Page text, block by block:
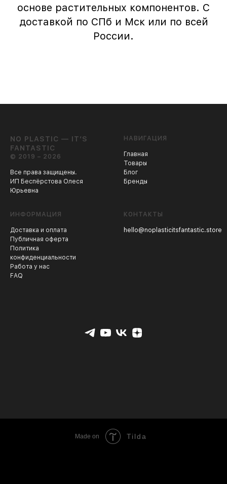
основе растительных компонентов. С
доставкой по СПб и Мск или по всей
России.
NO PLASTIC — IT’S
FANTASTIC
© 2019 – 2026
Все права защищены.
ИП Беспёрстова Олеся
Юрьевна
НАВИГАЦИЯ
Главная
Товары
Блог
Бренды
ИНФОРМАЦИЯ
Доставка и оплата
Публичная оферта
Политика
конфиденциальности
Работа у нас
FAQ
КОНТАКТЫ
hello@noplasticitsfantastic.store
Made on Tilda